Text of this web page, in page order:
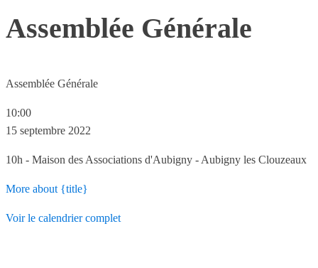
Assemblée Générale
Assemblée Générale
10:00
15 septembre 2022
10h - Maison des Associations d'Aubigny - Aubigny les Clouzeaux
More about {title}
Voir le calendrier complet